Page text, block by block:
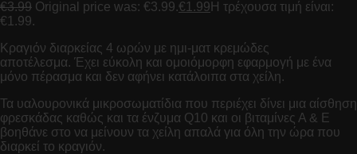
€3.99 Original price was: €3.99.€1.99 Η τρέχουσα τιμή είναι:
€1.99.
Κραγιόν διαρκείας 4 ωρών με ημι-ματ κρεμώδες
αποτέλεσμα. Έχει εύκολη και ομοιόμορφη εφαρμογή με ένα
μόνο πέρασμα και δεν αφήνει κατάλοιπα στα χείλη.
Τα υαλουρονικά μικροσωματίδια που περιέχει δίνει μια αίσθηση
φρεσκάδας καθώς και τα ένζυμα Q10 και οι βιταμίνες Α & Ε
βοηθάνε στο να μείνουν τα χείλη απαλά για όλη την ώρα που
διαρκεί το κραγιόν.